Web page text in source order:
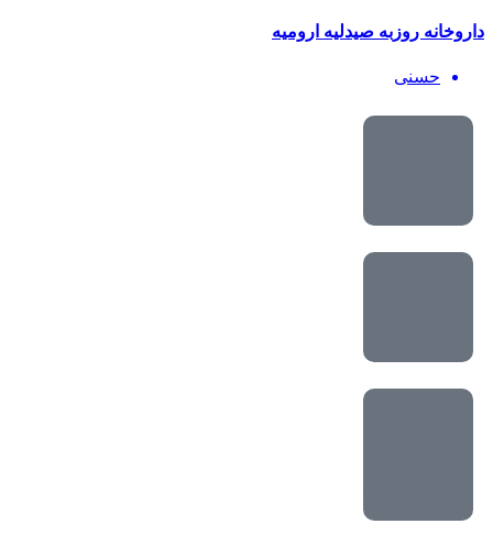
داروخانه روزبه صیدلیه ارومیه
حسنی